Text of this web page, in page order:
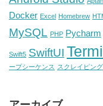
Docker Excel Homebrew
MySQL PHP Pycharm
Swift5 SwiftUI
ープシーケンス スクレイピング